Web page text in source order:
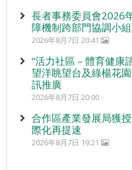
長者事務委員會2026
障機制跨部門協調小
2026年8月7日 20:41
“活力社區 – 體育健康
望洋眺望台及綠楊花
訊推廣
2026年8月7日 20:00
合作區產業發展局獲
際化再提速
2026年8月7日 19:21